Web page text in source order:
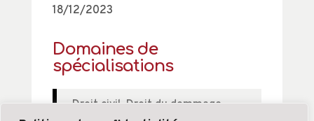
18/12/2023
Domaines de
spécialisations
Droit civil Droit du dommage